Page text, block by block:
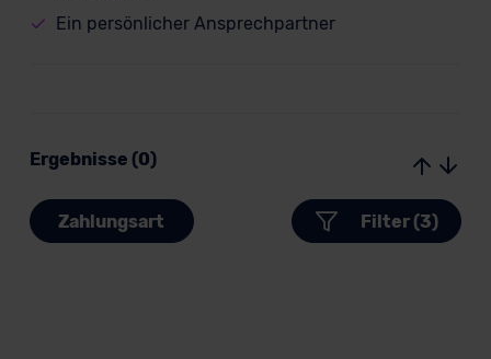
Ein persönlicher Ansprechpartner
Ergebnisse (0)
Zahlungsart Filter (3)